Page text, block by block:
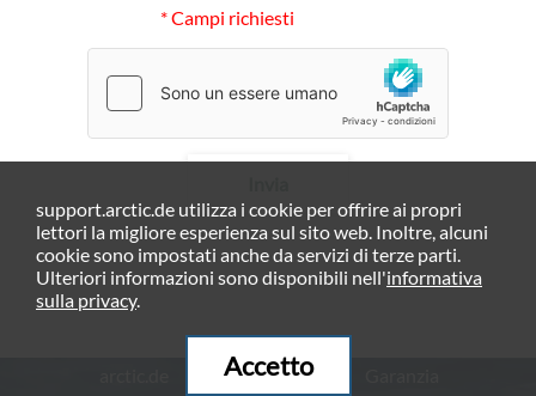
* Campi richiesti
support.arctic.de utilizza i cookie per offrire ai propri
lettori la migliore esperienza sul sito web. Inoltre, alcuni
cookie sono impostati anche da servizi di terze parti.
Ulteriori informazioni sono disponibili nell'informativa
sulla privacy.
Accetto